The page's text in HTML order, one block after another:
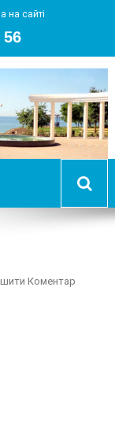
на сайті
57
КоментарOn